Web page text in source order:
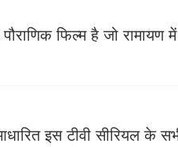
फिल्म है जो रामायण
इस टीवी सीरियल के